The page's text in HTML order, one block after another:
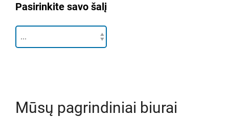
FIFO stotis
Pasirinkite savo šalį
Mūsų pagrindiniai biurai